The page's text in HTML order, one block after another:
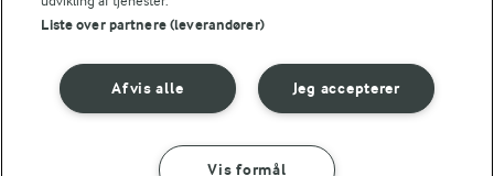
NÆRINGSINDHOLD, PR 100 G
Energiindhold:
LAKTOSEFRI MADLAVNING
Liste over partnere (leverandører)
Jeg accepterer
Afvis alle
Vis formål